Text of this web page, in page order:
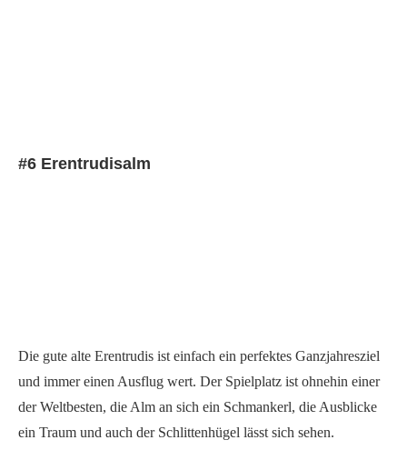
#6 Erentrudisalm
Die gute alte Erentrudis ist einfach ein perfektes Ganzjahresziel
und immer einen Ausflug wert. Der Spielplatz ist ohnehin einer
der Weltbesten, die Alm an sich ein Schmankerl, die Ausblicke
ein Traum und auch der Schlittenhügel lässt sich sehen.